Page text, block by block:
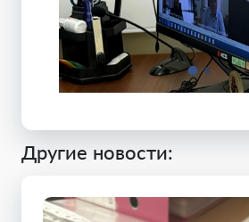
Другие новости: